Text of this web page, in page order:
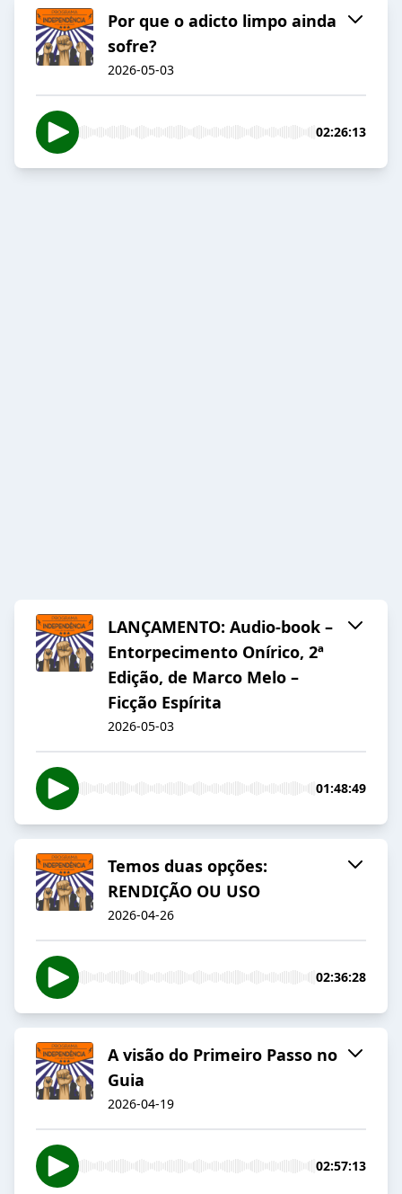
Por que o adicto limpo ainda
sofre?
2026-05-03
02:26:13
LANÇAMENTO: Audio-book –
Entorpecimento Onírico, 2ª
Edição, de Marco Melo –
Ficção Espírita
2026-05-03
01:48:49
Temos duas opções:
RENDIÇÃO OU USO
2026-04-26
02:36:28
A visão do Primeiro Passo no
Guia
2026-04-19
02:57:13